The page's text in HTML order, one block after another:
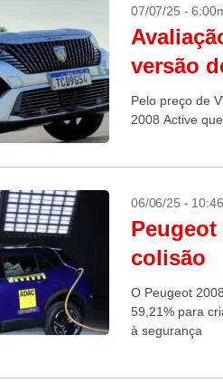
07/07/25 -
versão
Pelo preço de
2008 Active
06/06/25 -
Peugeot
colisão
O Peugeot
59,21% para
à segurança